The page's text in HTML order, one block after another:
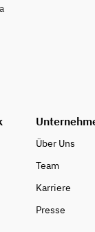
Über Uns
Team
Karriere
Presse